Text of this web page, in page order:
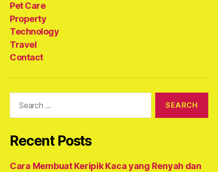
Pet Care
Property
Technology
Travel
Contact
Recent Posts
Cara Membuat Keripik Kaca yang Renyah dan